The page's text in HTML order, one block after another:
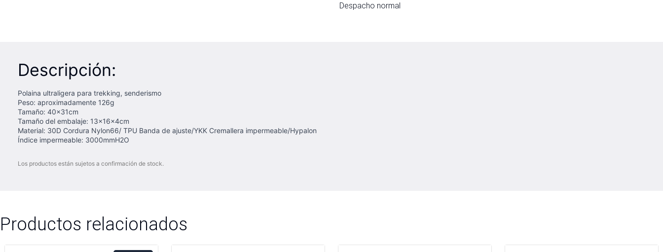
Despacho normal
Descripción:
Polaina ultraligera para trekking, senderismo
Peso: aproximadamente 126g
Tamaño: 40x31cm
Tamaño del embalaje: 13x16x4cm
Material: 30D Cordura Nylon66/ TPU Banda de ajuste/YKK Cremallera impermeable/Hypalon
Índice impermeable: 3000mmH2O
Los productos están sujetos a confirmación de stock.
Productos relacionados